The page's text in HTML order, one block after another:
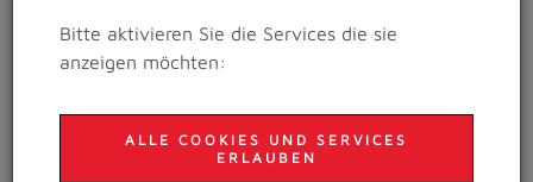
professionellen Sportdamit fördern.
Startplatz für den Trail Amadeus,unser Bewerb mit
Profistatus. Der Trail Amadeus geht über 2 Tage und
Bitte aktivieren Sie die Services die sie
anzeigen möchten:
ALLE COOKIES UND SERVICES
ERLAUBEN